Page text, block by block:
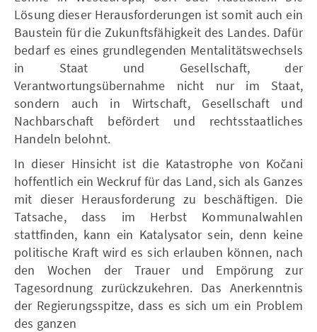
Lösung dieser Herausforderungen ist somit auch ein
Baustein für die Zukunftsfähigkeit des Landes. Dafür
bedarf es eines grundlegenden Mentalitätswechsels
in Staat und Gesellschaft, der
Verantwortungsübernahme nicht nur im Staat,
sondern auch in Wirtschaft, Gesellschaft und
Nachbarschaft befördert und rechtsstaatliches
Handeln belohnt.
In dieser Hinsicht ist die Katastrophe von Kočani
hoffentlich ein Weckruf für das Land, sich als Ganzes
mit dieser Herausforderung zu beschäftigen. Die
Tatsache, dass im Herbst Kommunalwahlen
stattfinden, kann ein Katalysator sein, denn keine
politische Kraft wird es sich erlauben können, nach
den Wochen der Trauer und Empörung zur
Tagesordnung zurückzukehren. Das Anerkenntnis
der Regierungsspitze, dass es sich um ein Problem
des ganzen